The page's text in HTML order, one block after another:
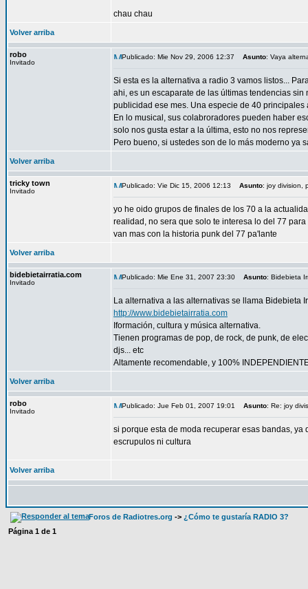
chau chau
Volver arriba
robo
Invitado
Publicado: Mie Nov 29, 2006 12:37 Asunto: Vaya
Si esta es la alternativa a radio 3 vamos listos...
ahi, es un escaparate de las últimas tendencias
publicidad ese mes. Una especie de 40 principales
En lo musical, sus colabroradores pueden haber
solo nos gusta estar a la última, esto no nos
Pero bueno, si ustedes son de lo más moderno ya
Volver arriba
tricky town
Invitado
Publicado: Vie Dic 15, 2006 12:13 Asunto: joy division,
yo he oido grupos de finales de los 70 a la
realidad, no sera que solo te interesa lo del 77
van mas con la historia punk del 77 pa'lante
Volver arriba
bidebietairratia.com
Invitado
Publicado: Mie Ene 31, 2007 23:30 Asunto: Bidebieta
La alternativa a las alternativas se llama Bidebieta
http://www.bidebietairratia.com
Iformación, cultura y música alternativa.
Tienen programas de pop, de rock, de punk, de
djs... etc
Altamente recomendable, y 100%
Volver arriba
robo
Invitado
Publicado: Jue Feb 01, 2007 19:01 Asunto: Re: joy
si porque esta de moda recuperar esas bandas,
escrupulos ni cultura
Volver arriba
Foros de Radiotres.org -> ¿Cómo te gustaría RADIO 3?
Página 1 de 1